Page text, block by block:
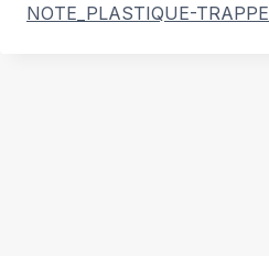
NOTE_PLASTIQUE-TRAPPE